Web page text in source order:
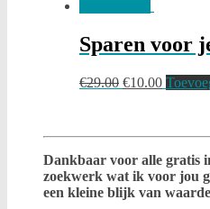
Sparen voor
€29.00 €10.00
Dankbaar voor alle gratis
zoekwerk wat ik voor jou
een kleine blijk van